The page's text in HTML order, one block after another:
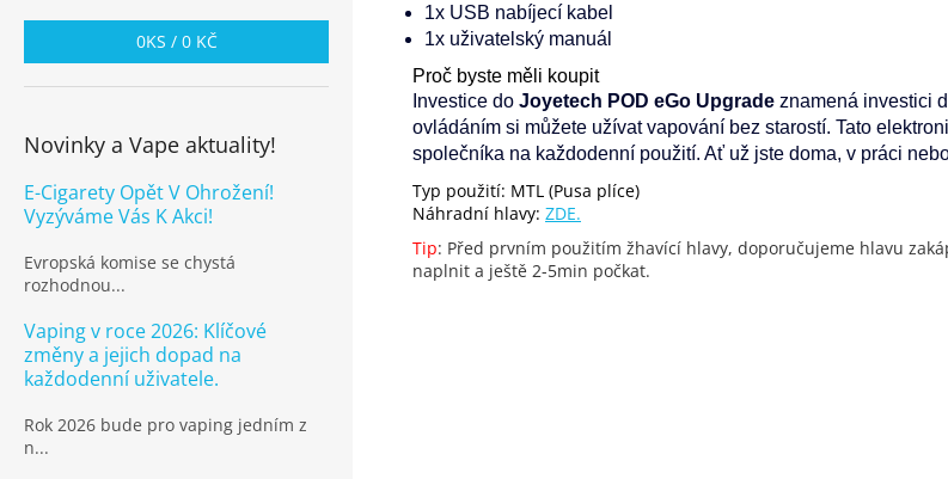
0KS / 0 KČ
Novinky a Vape aktuality!
E-Cigarety Opět V Ohrožení!
Vyzýváme Vás K Akci!
Evropská komise se chystá
rozhodnou...
Vaping v roce 2026: Klíčové
změny a jejich dopad na
každodenní uživatele.
Rok 2026 bude pro vaping jedním z
n...
1x USB nabíjecí kabel
1x uživatelský manuál
Proč byste měli koupit
Investice do Joyetech POD eGo Upgrade znamená investici
ovládáním si můžete užívat vapování bez starostí. Tato
společníka na každodenní použití. Ať už jste doma, v práci
Typ použití: MTL (Pusa plíce)
Náhradní hlavy: ZDE.
Tip: Před prvním použitím žhavící hlavy, doporučujeme hlavu
naplnit a ještě 2-5min počkat.